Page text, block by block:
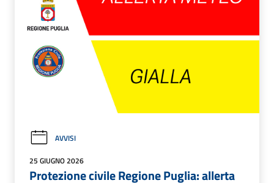
AVVISI
25 GIUGNO 2026
Protezione civile Regione Puglia: allerta